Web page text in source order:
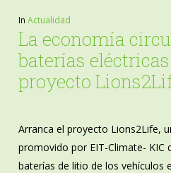
In Actualidad
La economía
baterías
proyecto
Arranca el proyecto Lions2Life,
promovido por EIT-Climate- KIC
baterías de litio de los vehículos